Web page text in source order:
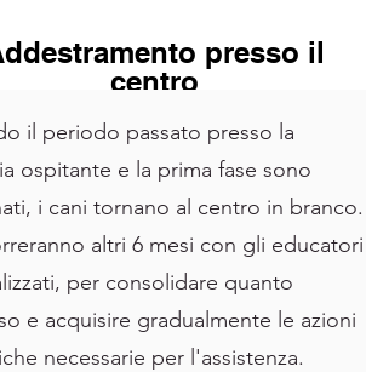
presso il
centro
il periodo passato presso la
ospitante e la prima fase sono
i cani tornano al centro in branco.
altri 6 mesi con gli educatori
per consolidare quanto
e acquisire gradualmente le azioni
necessarie per l'assistenza.